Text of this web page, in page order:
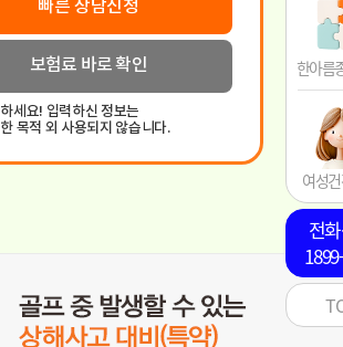
한아름
여성
전